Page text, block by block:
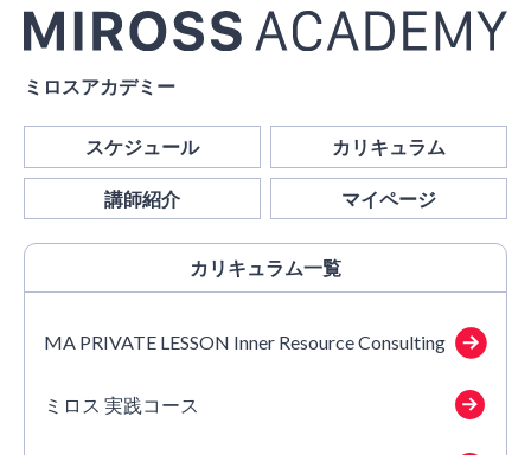
ミロスアカデミー
スケジュール カリキュラム
講師紹介 マイページ
カリキュラム一覧
MA PRIVATE LESSON Inner Resource Consulting
ミロス 実践コース